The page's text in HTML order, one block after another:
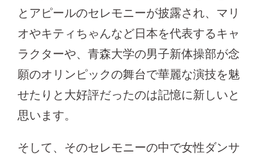
とアピールのセレモニーが披露され、マリ
オやキティちゃんなど日本を代表するキャ
ラクターや、青森大学の男子新体操部が念
願のオリンピックの舞台で華麗な演技を魅
せたりと大好評だったのは記憶に新しいと
思います。
そして、そのセレモニーの中で女性ダンサ